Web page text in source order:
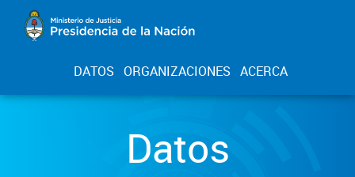
DATOS ORGANIZACIONES ACERCA
Datos